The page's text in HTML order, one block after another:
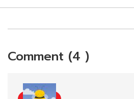
Comment (4 )